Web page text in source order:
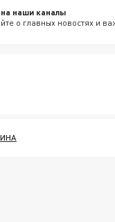
наши каналы
о главных новостях и